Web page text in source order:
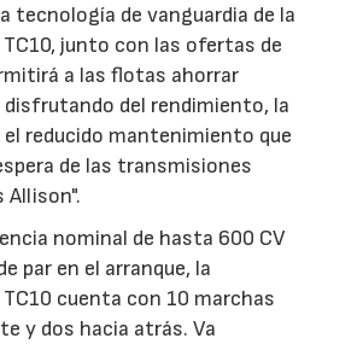
tecnología de vanguardia de la
junto con las ofertas de
a las flotas ahorrar
del rendimiento, la
el reducido mantenimiento que
de las transmisiones
nominal de hasta 600 CV
par en el arranque, la
cuenta con 10 marchas
y dos hacia atrás. Va